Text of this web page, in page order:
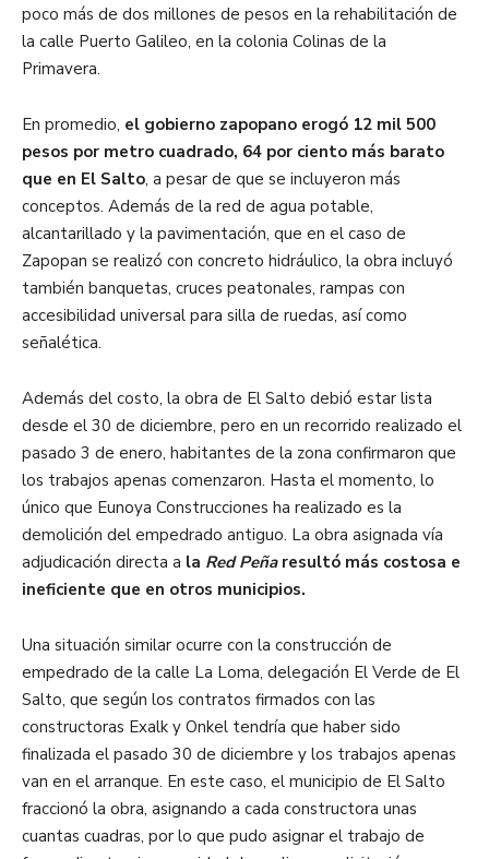
poco más de dos millones de pesos en la rehabilitación de
la calle Puerto Galileo, en la colonia Colinas de la
Primavera.
En promedio, el gobierno zapopano erogó 12 mil 500
pesos por metro cuadrado, 64 por ciento más barato
que en El Salto, a pesar de que se incluyeron más
conceptos. Además de la red de agua potable,
alcantarillado y la pavimentación, que en el caso de
Zapopan se realizó con concreto hidráulico, la obra incluyó
también banquetas, cruces peatonales, rampas con
accesibilidad universal para silla de ruedas, así como
señalética.
Además del costo, la obra de El Salto debió estar lista
desde el 30 de diciembre, pero en un recorrido realizado el
pasado 3 de enero, habitantes de la zona confirmaron que
los trabajos apenas comenzaron. Hasta el momento, lo
único que Eunoya Construcciones ha realizado es la
demolición del empedrado antiguo. La obra asignada vía
adjudicación directa a la Red Peñaresultó más costosa e
ineficiente que en otros municipios.
Una situación similar ocurre con la construcción de
empedrado de la calle La Loma, delegación El Verde de El
Salto, que según los contratos firmados con las
constructoras Exalk y Onkel tendría que haber sido
finalizada el pasado 30 de diciembre y los trabajos apenas
van en el arranque. En este caso, el municipio de El Salto
fraccionó la obra, asignando a cada constructora unas
cuantas cuadras, por lo que pudo asignar el trabajo de